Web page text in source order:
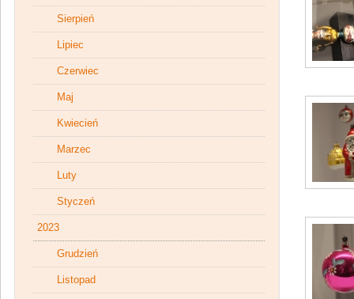
Sierpień
Lipiec
Czerwiec
Maj
Kwiecień
Marzec
Luty
Styczeń
2023
Grudzień
Listopad